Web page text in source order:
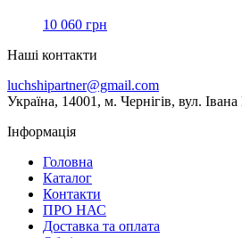
10 060 грн
Наші контакти
luchshipartner@gmail.com
Українa, 14001, м. Чернігів, вул.
Інформація
Головна
Каталог
Контакти
ПРО НАС
Доставка та оплата